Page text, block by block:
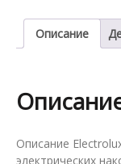
Formax
Описание
Описание
электрических